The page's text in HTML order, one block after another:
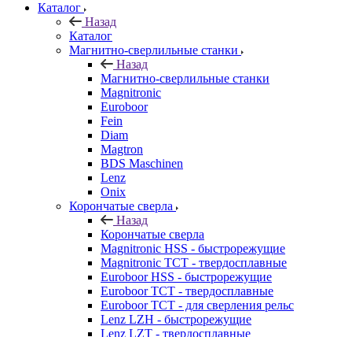
Каталог
Назад
Каталог
Магнитно-сверлильные станки
Назад
Магнитно-сверлильные станки
Magnitronic
Euroboor
Fein
Diam
Magtron
BDS Maschinen
Lenz
Onix
Корончатые сверла
Назад
Корончатые сверла
Magnitronic HSS - быстрорежущие
Magnitronic TCT - твердосплавные
Euroboor HSS - быстрорежущие
Euroboor TCT - твердосплавные
Euroboor TCT - для сверления рельс
Lenz LZH - быстрорежущие
Lenz LZT - твердосплавные